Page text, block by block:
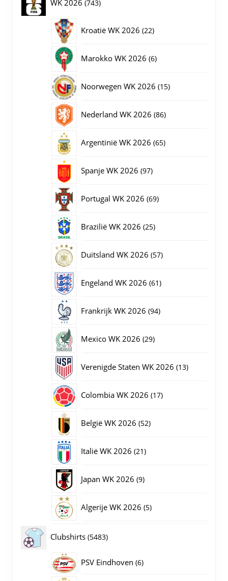
WK 2026 743
Kroatië WK 2026 2222
Marokko WK 2026 66
Noorwegen WK 2026 1515
Nederland WK 2026 8686
Argentinië WK 2026 6565
Spanje WK 2026 9797
Portugal WK 2026 6969
Brazilië WK 2026 2525
Duitsland WK 2026 5757
Engeland WK 2026 6161
Frankrijk WK 2026 9494
Mexico WK 2026 2929
Verenigde Staten WK 2026 1313
Colombia WK 2026 1717
België WK 2026 5252
Italië WK 2026 2121
Japan WK 2026 99
Algerije WK 2026 55
Clubshirts 54835483
producten
PSV Eindhoven 66